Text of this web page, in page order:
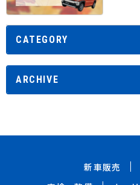
CATEGORY
ARCHIVE
新車販売